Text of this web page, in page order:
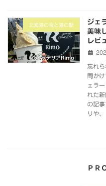
北海道の食と道の駅
ジェ
美味
レビ
忘れ
間か
ェラ
れた
の記
りや
ＰＲ